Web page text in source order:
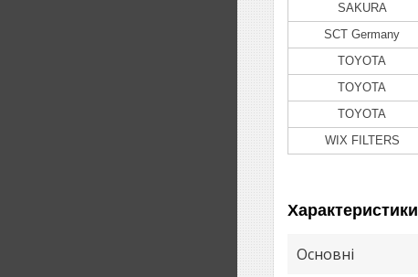
SAKURA
SCT Germany
TOYOTA
TOYOTA
TOYOTA
WIX FILTERS
Характеристики
Основні